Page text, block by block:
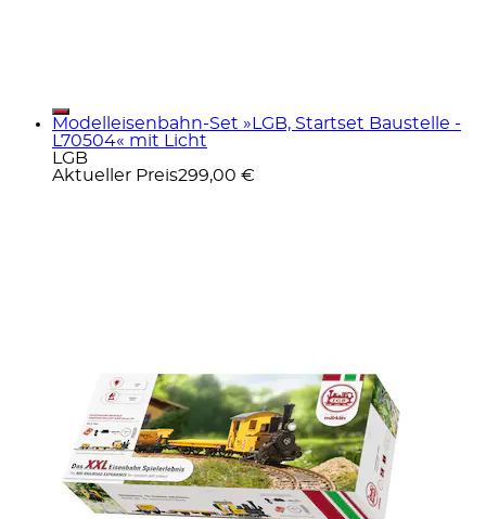
Modelleisenbahn-Set »LGB, Startset Baustelle -
L70504« mit Licht
LGB
Aktueller Preis299,00 €